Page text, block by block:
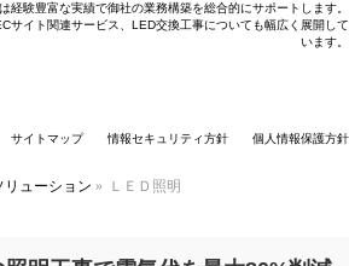
経験豊富な実績で御社の業務構築を総合的にサポートします。
サイト関連サービス、LED交換工事についても幅広く展開して
います。
個人情報保護方針
情報セキュリティ方針
サイトマップ
リューション » ＬＥＤ照明